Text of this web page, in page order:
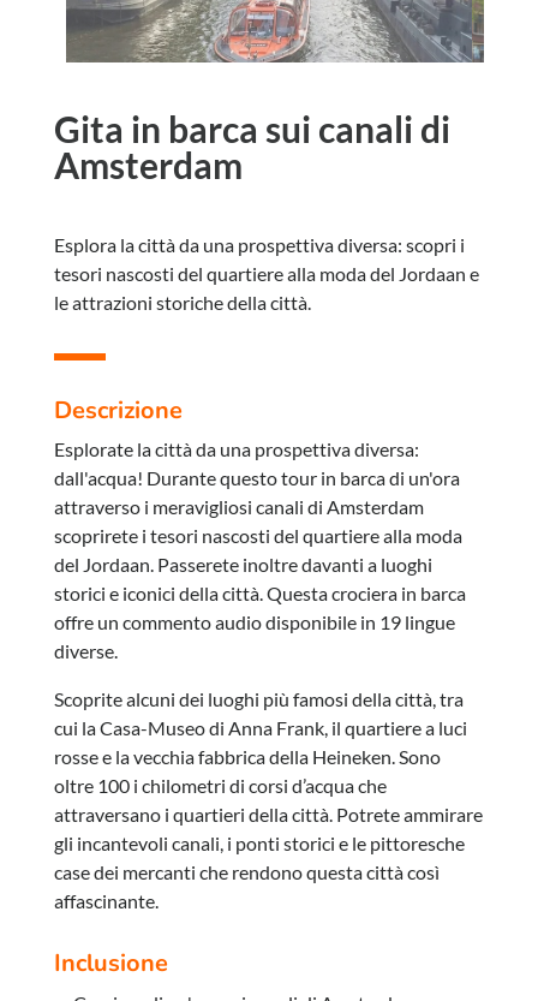
Gita in barca sui canali di
Amsterdam
Esplora la città da una prospettiva diversa: scopri i
tesori nascosti del quartiere alla moda del Jordaan e
le attrazioni storiche della città.
Descrizione
Esplorate la città da una prospettiva diversa:
dall'acqua! Durante questo tour in barca di un'ora
attraverso i meravigliosi canali di Amsterdam
scoprirete i tesori nascosti del quartiere alla moda
del Jordaan. Passerete inoltre davanti a luoghi
storici e iconici della città. Questa crociera in barca
offre un commento audio disponibile in 19 lingue
diverse.
Scoprite alcuni dei luoghi più famosi della città, tra
cui la Casa-Museo di Anna Frank, il quartiere a luci
rosse e la vecchia fabbrica della Heineken. Sono
oltre 100 i chilometri di corsi d’acqua che
attraversano i quartieri della città. Potrete ammirare
gli incantevoli canali, i ponti storici e le pittoresche
case dei mercanti che rendono questa città così
affascinante.
Inclusione